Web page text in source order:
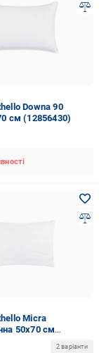
Downa 90
см (12856430)
Micra
50х70 см
2 варіанти